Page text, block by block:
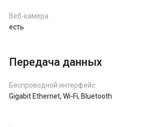
Веб-камера
есть
Передача данных
Беспроводной интерфейс
Gigabit Ethernet, Wi-Fi, Bluetooth